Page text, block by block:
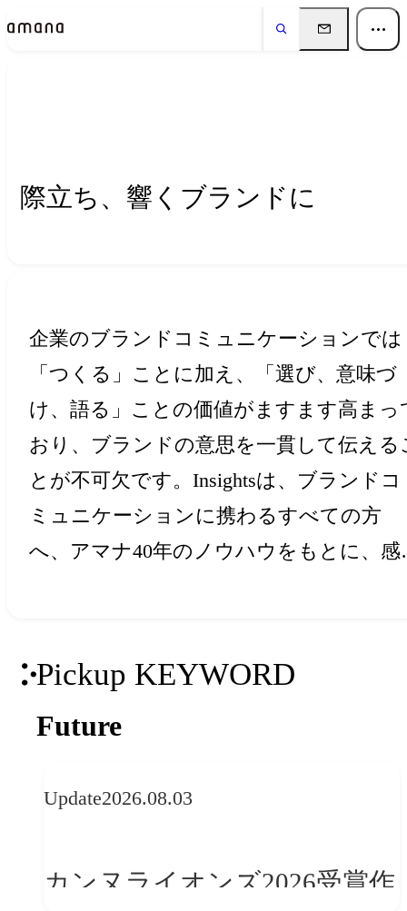
Insightsインサイト
際立ち、響くブランドに
企業のブランドコミュニケーションでは
「つくる」ことに加え、「選び、意味づ
け、語る」ことの価値がますます高まっ
おり、ブランドの意思を一貫して伝える
とが不可欠です。Insightsは、ブランドコ
ミュニケーションに携わるすべての方
へ、アマナ40年のノウハウをもとに、感
Pickup KEYWORD
Future
Update2026.08.03
カンヌライオンズ2026受賞作